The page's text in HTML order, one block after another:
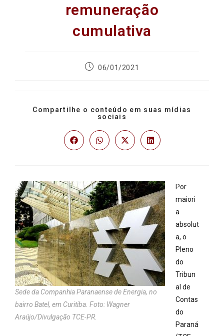
remuneração
cumulativa
06/01/2021
Compartilhe o conteúdo em suas mídias
sociais
Sede da Companhia Paranaense de Energia, no
bairro Batel, em Curitiba. Foto: Wagner
Araújo/Divulgação TCE-PR.
Por
maiori
a
absolut
a, o
Pleno
do
Tribun
al de
Contas
do
Paraná